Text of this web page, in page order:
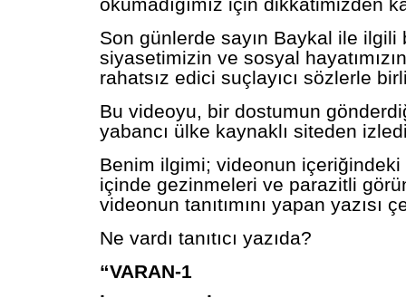
okumadığımız için dikkatimizden
Son günlerde sayın Baykal ile ilgili
siyasetimizin ve sosyal
rahatsız edici suçlayıcı sözlerle
Bu videoyu, bir dostumun
yabancı ülke kaynaklı siteden
Benim ilgimi; videonun
içinde gezinmeleri ve parazitli
videonun tanıtımını yapan yazısı
Ne vardı tanıtıcı yazıda?
“VARAN-1